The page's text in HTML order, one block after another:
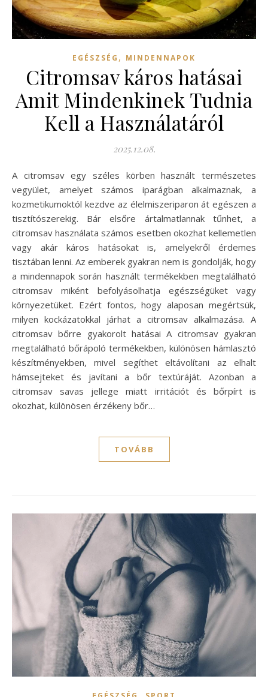
EGÉSZSÉG , MINDENNAPOK
Citromsav káros hatásai
Amit Mindenkinek Tudnia
Kell a Használatáról
2025.12.08.
A citromsav egy széles körben használt természetes
vegyület, amelyet számos iparágban alkalmaznak, a
kozmetikumoktól kezdve az élelmiszeriparon át egészen a
tisztítószerekig. Bár elsőre ártalmatlannak tűnhet, a
citromsav használata számos esetben okozhat kellemetlen
vagy akár káros hatásokat is, amelyekről érdemes
tisztában lenni. Az emberek gyakran nem is gondolják, hogy
a mindennapok során használt termékekben megtalálható
citromsav miként befolyásolhatja egészségüket vagy
környezetüket. Ezért fontos, hogy alaposan megértsük,
milyen kockázatokkal járhat a citromsav alkalmazása. A
citromsav bőrre gyakorolt hatásai A citromsav gyakran
megtalálható bőrápoló termékekben, különösen hámlasztó
készítményekben, mivel segíthet eltávolítani az elhalt
hámsejteket és javítani a bőr textúráját. Azonban a
citromsav savas jellege miatt irritációt és bőrpírt is
okozhat, különösen érzékeny bőr…
TOVÁBB
,